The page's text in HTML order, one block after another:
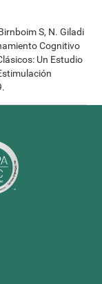
S, N. Giladi
Cognitivo
Un Estudio